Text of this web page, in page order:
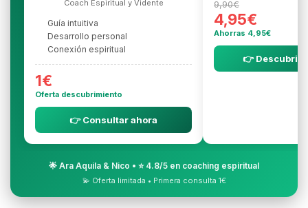
Coach Espiritual y Vidente
Guía intuitiva
Desarrollo personal
Conexión espiritual
1€
Oferta descubrimiento
👉 Consultar ahora
9,90€
4,95€
Ahorras 4,95€
👉 Descubrir
🌟 Ara Aquila & Nico • ⭐ 4.8/5 en coaching espiritual
💫 Oferta limitada • Primera consulta 1€